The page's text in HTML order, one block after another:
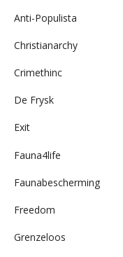
Anti-Populista
Christianarchy
Crimethinc
De Frysk
Exit
Fauna4life
Faunabescherming
Freedom
Grenzeloos